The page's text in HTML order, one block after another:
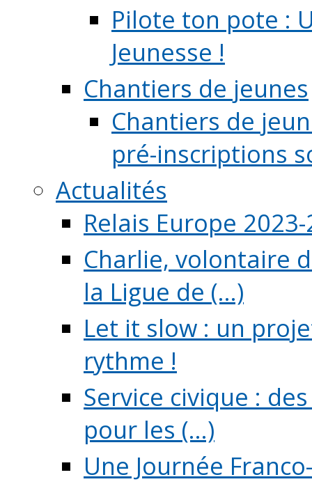
Pilote ton pote :
Jeunesse !
Chantiers de jeunes
Chantiers de
pré-inscriptions
Actualités
Relais Europe
Charlie, volontaire
la Ligue de (...)
Let it slow : un
rythme !
Service civique :
pour les (...)
Une Journée